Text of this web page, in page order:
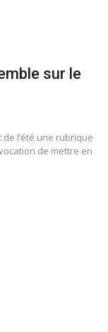
sur le
l’été une rubrique
de mettre en